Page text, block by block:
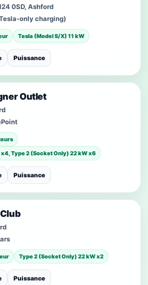
0SD, Ashford
only charging)
Tesla (Model S/X) 11 kW
Puissance
Outlet
Type 2 (Socket Only) 22 kW x6
Puissance
Type 2 (Socket Only) 22 kW x2
Puissance